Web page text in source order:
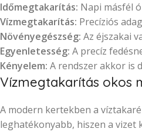
Időmegtakarítás: Napi másfél
Vízmegtakarítás: Precíziós
Növényegészség: Az éjszakai
Egyenletesség: A precíz
Kényelem: A rendszer akkor is
Vízmegtakarítás okos
A modern kertekben a
leghatékonyabb, hiszen a vizet